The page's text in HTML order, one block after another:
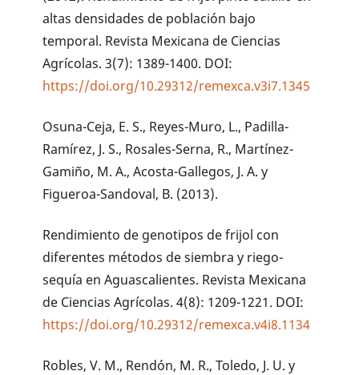
altas densidades de población bajo
temporal. Revista Mexicana de Ciencias
Agrícolas. 3(7): 1389-1400. DOI:
https://doi.org/10.29312/remexca.v3i7.1345
Osuna-Ceja, E. S., Reyes-Muro, L., Padilla-
Ramírez, J. S., Rosales-Serna, R., Martínez-
Gamiño, M. A., Acosta-Gallegos, J. A. y
Figueroa-Sandoval, B. (2013).
Rendimiento de genotipos de frijol con
diferentes métodos de siembra y riego-
sequía en Aguascalientes. Revista Mexicana
de Ciencias Agrícolas. 4(8): 1209-1221. DOI:
https://doi.org/10.29312/remexca.v4i8.1134
Robles, V. M., Rendón, M. R., Toledo, J. U. y